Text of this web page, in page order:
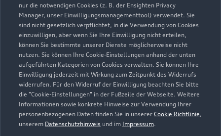
nur die notwendigen Cookies (z. B. der Ensighten Privacy
Manager, unser Einwilligungsmanagementtool) verwendet. Sie
sind nicht gesetzlich verpflichtet, in die Verwendung von Cookies
einzuwilligen, aber wenn Sie Ihre Einwilligung nicht erteilen,
können Sie bestimmte unserer Dienste möglicherweise nicht
nutzen. Sie können Ihre Cookie-Einstellungen anhand der unten
aufgeführten Kategorien von Cookies verwalten. Sie können Ihre
Einwilligung jederzeit mit Wirkung zum Zeitpunkt des Widerrufs
widerrufen. Für den Widerruf der Einwilligung beachten Sie bitte
die "Cookie-Einstellungen" in der Fußzeile der Webseite. Weitere
Informationen sowie konkrete Hinweise zur Verwendung Ihrer
personenbezogenen Daten finden Sie in unserer Cookie Richtlinie,
unserem Datenschutzhinweis und im Impressum.
Am Dornbusch 5
32312 Lübbecke
05741 34110
schwarte.luebbecke@nowag.com